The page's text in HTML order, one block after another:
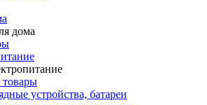
дома
товары
устройства, батареи